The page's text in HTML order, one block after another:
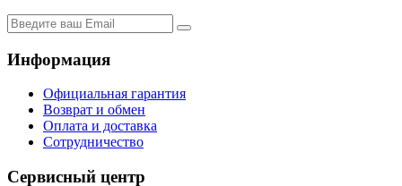
Информация
Официальная гарантия
Возврат и обмен
Оплата и доставка
Сотрудничество
Сервисный центр